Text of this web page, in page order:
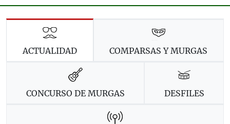
ACTUALIDAD COMPARSAS Y MURGAS
CONCURSO DE MURGAS DESFILES